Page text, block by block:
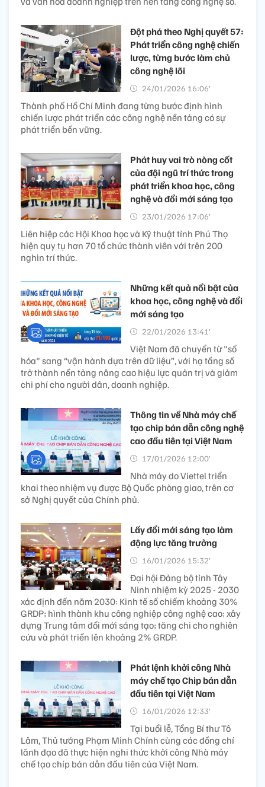
Đột phá theo Nghị quyết 57:
Phát triển công nghệ chiến
lược, từng bước làm chủ
công nghệ lõi
24/01/2026 16:06’
Thành phố Hồ Chí Minh đang từng bước định hình
chiến lược phát triển các công nghệ nền tảng có sự
phát triển bền vững.
Phát huy vai trò nòng cốt
của đội ngũ trí thức trong
phát triển khoa học, công
nghệ và đổi mới sáng tạo
23/01/2026 17:06’
Liên hiệp các Hội Khoa học và Kỹ thuật tỉnh Phú Thọ
hiện quy tụ hơn 70 tổ chức thành viên với trên 200
nghìn trí thức.
Những kết quả nổi bật của
khoa học, công nghệ và đổi
mới sáng tạo
22/01/2026 13:41’
Việt Nam đã chuyển từ "số
hóa" sang “vận hành dựa trên dữ liệu”, với hạ tầng số
trở thành nền tảng nâng cao hiệu lực quản trị và giảm
chi phí cho người dân, doanh nghiệp.
Thông tin về Nhà máy chế
tạo chip bán dẫn công nghệ
cao đầu tiên tại Việt Nam
17/01/2026 12:00’
Nhà máy do Viettel triển
khai theo nhiệm vụ được Bộ Quốc phòng giao, trên cơ
sở Nghị quyết của Chính phủ.
Lấy đổi mới sáng tạo làm
động lực tăng trưởng
16/01/2026 15:32’
Đại hội Đảng bộ tỉnh Tây
Ninh nhiệm kỳ 2025 - 2030
xác định đến năm 2030: Kinh tế số chiếm khoảng 30%
GRDP; hình thành khu công nghiệp công nghệ cao; xây
dựng Trung tâm đổi mới sáng tạo; tăng chi cho nghiên
cứu và phát triển lên khoảng 2% GRDP.
Phát lệnh khởi công Nhà
máy chế tạo Chip bán dẫn
đầu tiên tại Việt Nam
16/01/2026 12:33’
Tại buổi lễ, Tổng Bí thư Tô
Lâm, Thủ tướng Phạm Minh Chính cùng các đồng chí
lãnh đạo đã thực hiện nghi thức khởi công Nhà máy
chế tạo chíp bán dẫn đầu tiên của Việt Nam.